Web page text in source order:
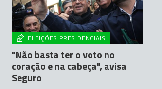
ELEIÇÕES PRESIDENCIAIS
"Não basta ter o voto no
coração e na cabeça", avisa
Seguro